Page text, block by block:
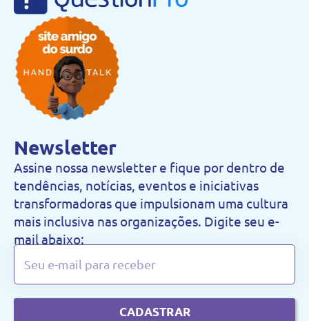
Newsletter
Assine nossa newsletter e fique por dentro de
tendências, notícias, eventos e iniciativas
transformadoras que impulsionam uma cultura
mais inclusiva nas organizações. Digite seu e-
mail abaixo:
CADASTRAR